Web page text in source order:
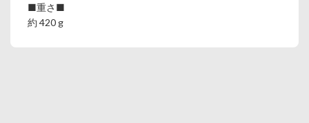
■重さ■
約 420 g